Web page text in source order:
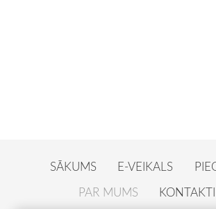
SĀKUMS E-VEIKALS
PAR MUMS
KONTAKTI